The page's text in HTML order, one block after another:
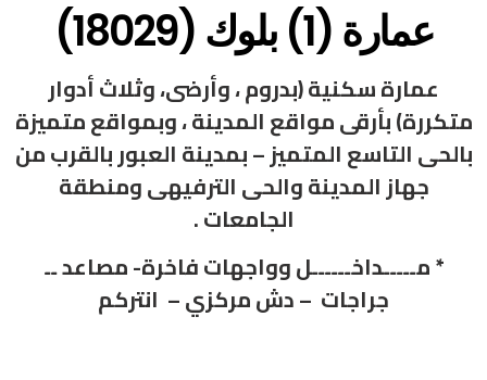
عمارة (1) بلوك (18029)
عمارة سكنية (بدروم ، وأرضى، وثلاث أدوار
متكررة) بأرقى مواقع المدينة ، وبمواقع متميزة
بالحى التاسع المتميز – بمدينة العبور بالقرب من
جهاز المدينة والحى الترفيهى ومنطقة
الجامعات .
* مـــــداخــــــل وواجهات فاخرة- مصاعد ــ
جراجات – دش مركزي – انتركم